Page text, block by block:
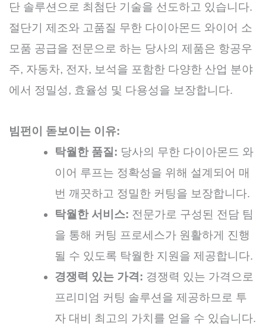
단 솔루션으로 최첨단 기술을 선도하고 있습니다.
절단기 제조와 고품질 무한 다이아몬드 와이어 소
모품 공급을 전문으로 하는 당사의 제품은 항공우
주, 자동차, 전자, 보석을 포함한 다양한 산업 분야
에서 정밀성, 효율성 및 다용성을 보장합니다.
빔펀이 돋보이는 이유:
탁월한 품질: 당사의 무한 다이아몬드 와
이어 루프는 정확성을 위해 설계되어 매
번 깨끗하고 정밀한 커팅을 보장합니다.
탁월한 서비스: 전문가로 구성된 전담 팀
을 통해 커팅 프로세스가 원활하게 진행
될 수 있도록 탁월한 지원을 제공합니다.
경쟁력 있는 가격: 경쟁력 있는 가격으로
프리미엄 커팅 솔루션을 제공하므로 투
자 대비 최고의 가치를 얻을 수 있습니다.